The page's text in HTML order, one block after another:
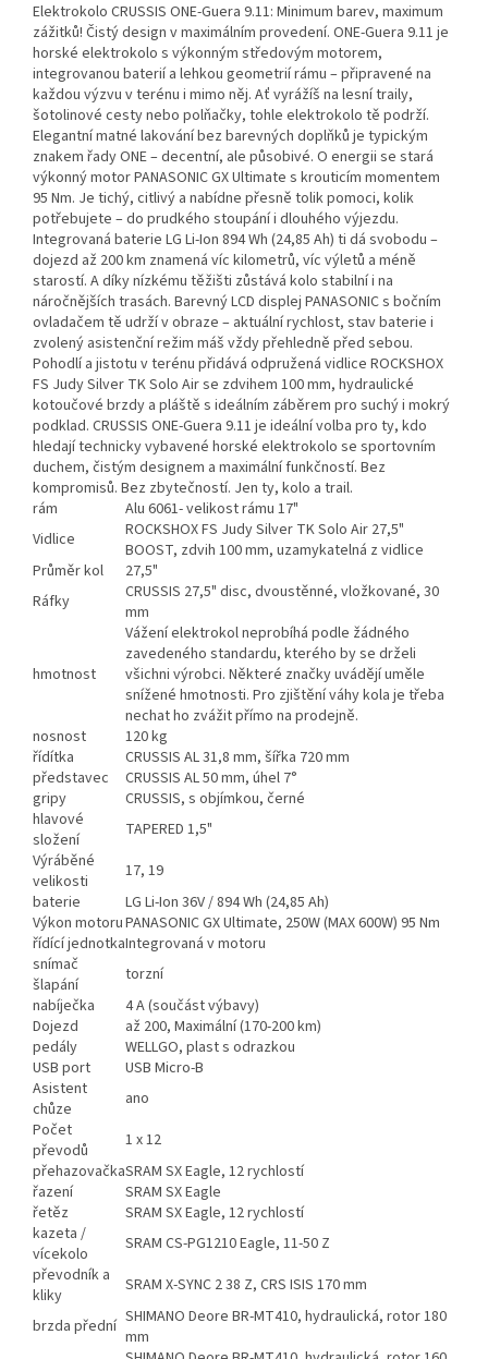
Elektrokolo CRUSSIS ONE-Guera 9.11: Minimum barev, maximum
zážitků! Čistý design v maximálním provedení. ONE-Guera 9.11 je
horské elektrokolo s výkonným středovým motorem,
integrovanou baterií a lehkou geometrií rámu – připravené na
každou výzvu v terénu i mimo něj. Ať vyrážíš na lesní traily,
šotolinové cesty nebo polňačky, tohle elektrokolo tě podrží.
Elegantní matné lakování bez barevných doplňků je typickým
znakem řady ONE – decentní, ale působivé. O energii se stará
výkonný motor PANASONIC GX Ultimate s krouticím momentem
95 Nm. Je tichý, citlivý a nabídne přesně tolik pomoci, kolik
potřebujete – do prudkého stoupání i dlouhého výjezdu.
Integrovaná baterie LG Li-Ion 894 Wh (24,85 Ah) ti dá svobodu –
dojezd až 200 km znamená víc kilometrů, víc výletů a méně
starostí. A díky nízkému těžišti zůstává kolo stabilní i na
náročnějších trasách. Barevný LCD displej PANASONIC s bočním
ovladačem tě udrží v obraze – aktuální rychlost, stav baterie i
zvolený asistenční režim máš vždy přehledně před sebou.
Pohodlí a jistotu v terénu přidává odpružená vidlice ROCKSHOX
FS Judy Silver TK Solo Air se zdvihem 100 mm, hydraulické
kotoučové brzdy a pláště s ideálním záběrem pro suchý i mokrý
podklad. CRUSSIS ONE-Guera 9.11 je ideální volba pro ty, kdo
hledají technicky vybavené horské elektrokolo se sportovním
duchem, čistým designem a maximální funkčností. Bez
kompromisů. Bez zbytečností. Jen ty, kolo a trail.
rám
Alu 6061- velikost rámu 17"
Vidlice
ROCKSHOX FS Judy Silver TK Solo Air 27,5"
BOOST, zdvih 100 mm, uzamykatelná z vidlice
Průměr kol
27,5"
Ráfky
CRUSSIS 27,5" disc, dvoustěnné, vložkované, 30
mm
hmotnost
Vážení elektrokol neprobíhá podle žádného
zavedeného standardu, kterého by se drželi
všichni výrobci. Některé značky uvádějí uměle
snížené hmotnosti. Pro zjištění váhy kola je třeba
nechat ho zvážit přímo na prodejně.
nosnost
120 kg
řídítka
CRUSSIS AL 31,8 mm, šířka 720 mm
představec
CRUSSIS AL 50 mm, úhel 7°
gripy
CRUSSIS, s objímkou, černé
hlavové
složení
TAPERED 1,5"
Výráběné
velikosti
17, 19
baterie
LG Li-Ion 36V / 894 Wh (24,85 Ah)
Výkon motoruPANASONIC GX Ultimate, 250W (MAX 600W) 95 Nm
řídící jednotkaIntegrovaná v motoru
snímač
šlapání
torzní
nabíječka
4 A (součást výbavy)
Dojezd
až 200, Maximální (170-200 km)
pedály
WELLGO, plast s odrazkou
USB port
USB Micro-B
Asistent
chůze
ano
Počet
převodů
1 x 12
přehazovačkaSRAM SX Eagle, 12 rychlostí
řazení
SRAM SX Eagle
řetěz
SRAM SX Eagle, 12 rychlostí
kazeta /
vícekolo
SRAM CS-PG1210 Eagle, 11-50 Z
převodník a
kliky
SRAM X-SYNC 2 38 Z, CRS ISIS 170 mm
brzda přední SHIMANO Deore BR-MT410, hydraulická, rotor 180
mm